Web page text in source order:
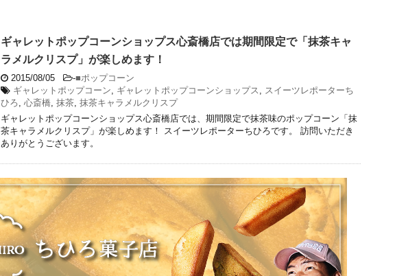
ギャレットポップコーンショップス心斎橋店では期間限定で「抹茶キャ
ラメルクリスプ」が楽しめます！
2015/08/05 -■ポップコーン
ギャレットポップコーン
ギャレットポップコーンショップス
スイーツレポーターち
ひろ
心斎橋 抹茶 抹茶キャラメルクリスプ
ギャレットポップコーンショップス心斎橋店では、期間限定で抹茶味のポップコーン「抹
茶キャラメルクリスプ」が楽しめます！ スイーツレポーターちひろです。 訪問いただき
ありがとうございます。